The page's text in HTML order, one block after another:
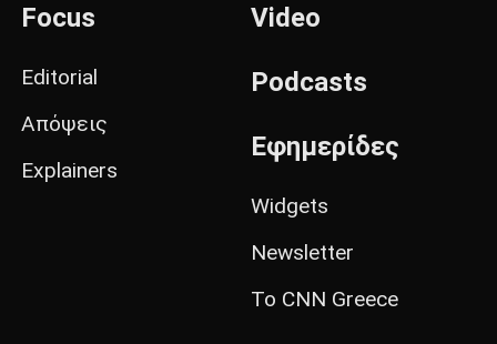
Focus
Editorial
Απόψεις
Explainers
Video
Podcasts
Εφημερίδες
Widgets
Newsletter
Το CNN Greece